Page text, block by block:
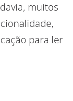
muitos
para ler